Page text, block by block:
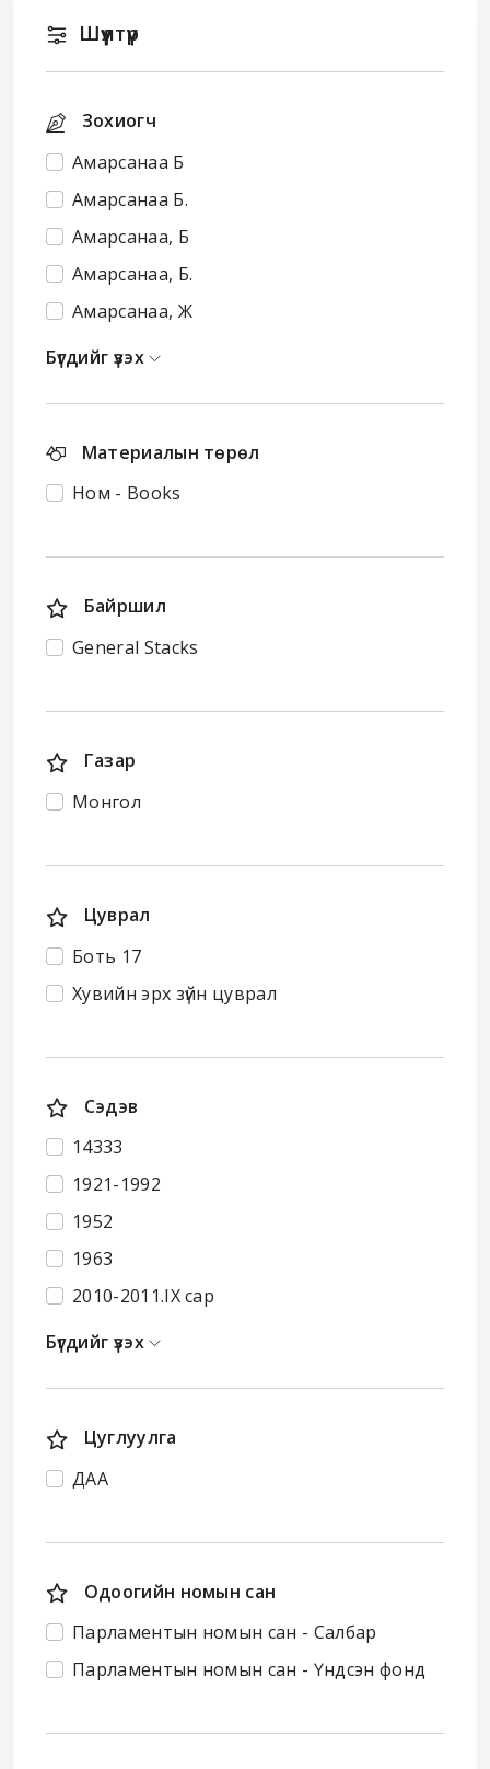
Шүүлтүүр
Зохиогч
Амарсанаа Б
Амарсанаа Б.
Амарсанаа, Б
Амарсанаа, Б.
Амарсанаа, Ж
Бүгдийг үзэх
Материалын төрөл
Ном - Books
Байршил
General Stacks
Газар
Монгол
Цуврал
Боть 17
Хувийн эрх зүйн цуврал
Сэдэв
14333
1921-1992
1952
1963
2010-2011.IX сар
Бүгдийг үзэх
Цуглуулга
ДАА
Одоогийн номын сан
Парламентын номын сан - Салбар
Парламентын номын сан - Үндсэн фонд